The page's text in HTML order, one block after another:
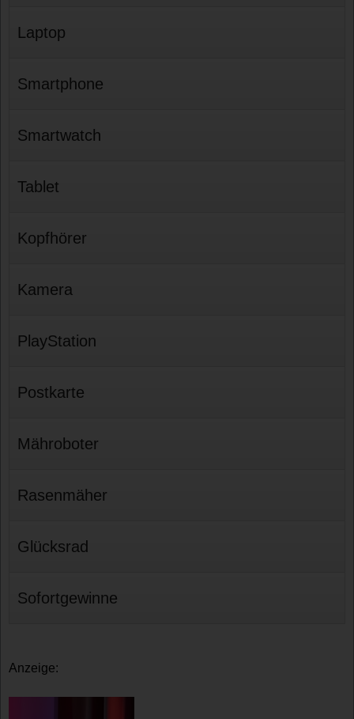
Laptop
Smartphone
Smartwatch
Tablet
Kopfhörer
Kamera
PlayStation
Postkarte
Mähroboter
Rasenmäher
Glücksrad
Sofortgewinne
Anzeige: